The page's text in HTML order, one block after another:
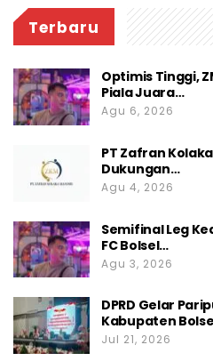
Terbaru
Optimis Tinggi,
Piala Juara…
Agu 6, 2026
PT Zafran
Dukungan…
Agu 4, 2026
Semifinal Leg
FC Bolsel…
Agu 3, 2026
DPRD Gelar
Kabupaten
Jul 21, 2026